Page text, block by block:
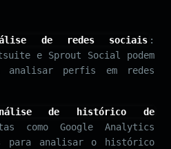
de redes sociais :
e Sprout Social podem
perfis em redes
de histórico de
como Google Analytics
para analisar o histórico